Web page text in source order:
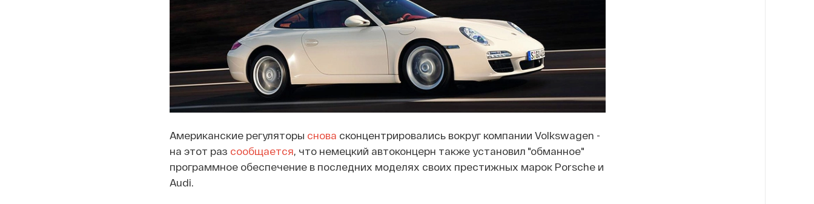
Американские регуляторы снова сконцентрировались вокруг компании Volkswagen -
на этот раз сообщается, что немецкий автоконцерн также установил "обманное"
программное обеспечение в последних моделях своих престижных марок Porsche и
Audi.